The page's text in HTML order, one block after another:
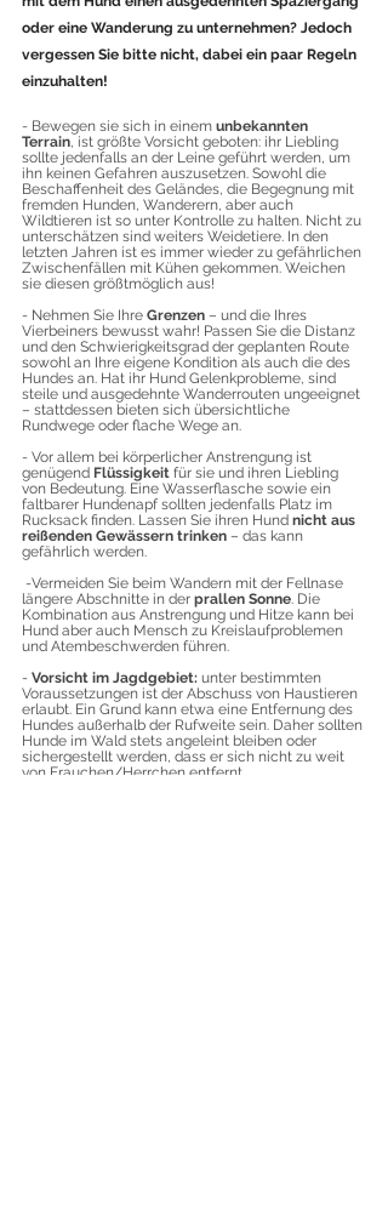
oder eine Wanderung zu unternehmen? Jedoch
vergessen Sie bitte nicht, dabei ein paar Regeln
einzuhalten!
- Bewegen sie sich in einem unbekannten
Terrain, ist größte Vorsicht geboten: ihr Liebling
sollte jedenfalls an der Leine geführt werden, um
ihn keinen Gefahren auszusetzen. Sowohl die
Beschaffenheit des Geländes, die Begegnung mit
fremden Hunden, Wanderern, aber auch
Wildtieren ist so unter Kontrolle zu halten. Nicht zu
unterschätzen sind weiters Weidetiere. In den
letzten Jahren ist es immer wieder zu gefährlichen
Zwischenfällen mit Kühen gekommen. Weichen
sie diesen größtmöglich aus!
- Nehmen Sie Ihre Grenzen – und die Ihres
Vierbeiners bewusst wahr! Passen Sie die Distanz
und den Schwierigkeitsgrad der geplanten Route
sowohl an Ihre eigene Kondition als auch die des
Hundes an. Hat ihr Hund Gelenkprobleme, sind
steile und ausgedehnte Wanderrouten ungeeignet
– stattdessen bieten sich übersichtliche
Rundwege oder flache Wege an.
- Vor allem bei körperlicher Anstrengung ist
genügend Flüssigkeit für sie und ihren Liebling
von Bedeutung. Eine Wasserflasche sowie ein
faltbarer Hundenapf sollten jedenfalls Platz im
Rucksack finden. Lassen Sie ihren Hund nicht aus
reißenden Gewässern trinken – das kann
gefährlich werden.
längere Abschnitte in der prallen Sonne. Die
Kombination aus Anstrengung und Hitze kann bei
Hund aber auch Mensch zu Kreislaufproblemen
und Atembeschwerden führen.
- Vorsicht im Jagdgebiet: unter bestimmten
Voraussetzungen ist der Abschuss von Haustieren
erlaubt. Ein Grund kann etwa eine Entfernung des
Hundes außerhalb der Rufweite sein. Daher sollten
Hunde im Wald stets angeleint bleiben oder
sichergestellt werden, dass er sich nicht zu weit
von Frauchen/Herrchen entfernt.